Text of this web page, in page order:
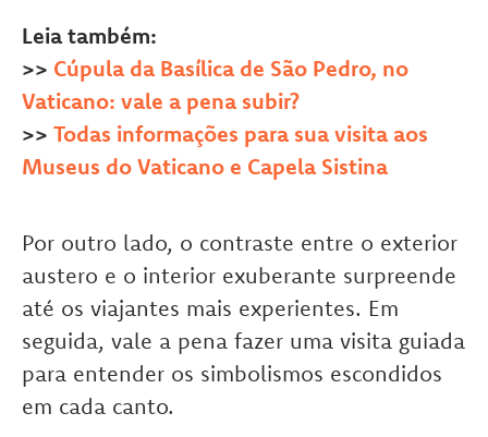
Leia também:
>> Cúpula da Basílica de São Pedro, no
Vaticano: vale a pena subir?
>> Todas informações para sua visita aos
Museus do Vaticano e Capela Sistina
Por outro lado, o contraste entre o exterior
austero e o interior exuberante surpreende
até os viajantes mais experientes. Em
seguida, vale a pena fazer uma visita guiada
para entender os simbolismos escondidos
em cada canto.